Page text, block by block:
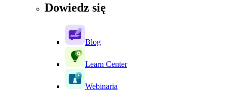
Dowiedz się
Blog
Learn Center
Webinaria